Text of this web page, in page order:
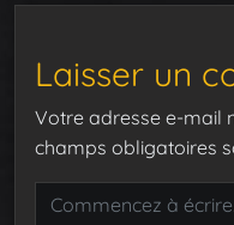
Laisser un
Votre adresse e-mail
champs obligatoires